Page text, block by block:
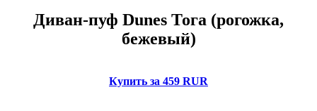
Диван-пуф Dunes Тога (рогожка,
бежевый)
Купить за 459 RUR